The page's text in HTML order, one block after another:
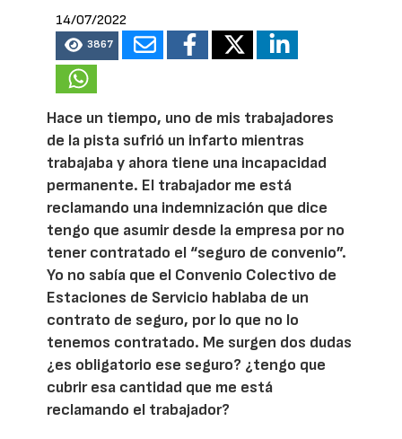
14/07/2022
3867
Hace un tiempo, uno de mis trabajadores
de la pista sufrió un infarto mientras
trabajaba y ahora tiene una incapacidad
permanente. El trabajador me está
reclamando una indemnización que dice
tengo que asumir desde la empresa por no
tener contratado el “seguro de convenio”.
Yo no sabía que el Convenio Colectivo de
Estaciones de Servicio hablaba de un
contrato de seguro, por lo que no lo
tenemos contratado. Me surgen dos dudas
¿es obligatorio ese seguro? ¿tengo que
cubrir esa cantidad que me está
reclamando el trabajador?